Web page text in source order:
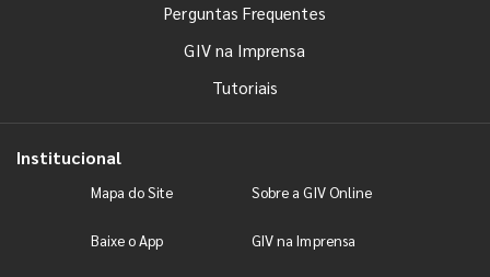
Perguntas Frequentes
GIV na Imprensa
Tutoriais
Institucional
Mapa do Site Sobre a GIV Online
Baixe o App GIV na Imprensa